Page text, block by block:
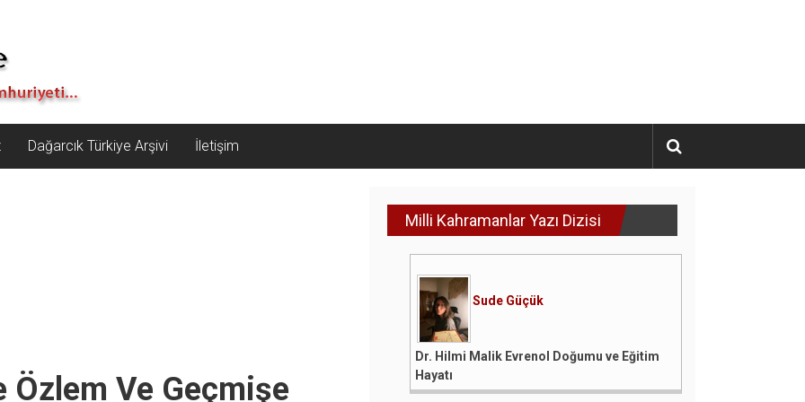
Dağarcık Türkiye Arşivi İletişim
Özlem Ve Geçmişe
Milli Kahramanlar Yazı Dizisi
Sude Güçük
Dr. Hilmi Malik Evrenol Doğumu ve Eğitim
Hayatı